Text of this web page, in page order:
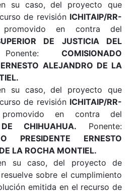
su caso, del proyecto que
de revisión ICHITAIP/RR-
en contra del
DE JUSTICIA DEL
COMISIONADO
ALEJANDRO DE LA
su caso, del proyecto que
de revisión ICHITAIP/RR-
en contra del
CHIHUAHUA. Ponente:
PRESIDENTE ERNESTO
LA ROCHA MONTIEL.
su caso, del proyecto de
sobre el cumplimiento
emitida en el recurso de